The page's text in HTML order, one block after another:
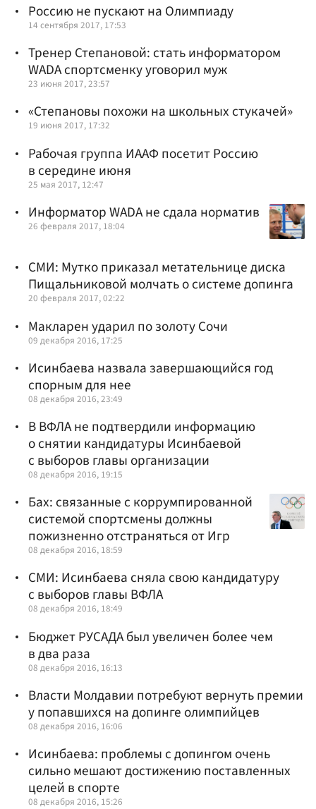
Россию не пускают на Олимпиаду
14 сентября 2017, 17:53
Тренер Степановой: стать информатором
WADA спортсменку уговорил муж
23 июня 2017, 23:57
«Степановы похожи на школьных стукачей»
19 июня 2017, 17:32
Рабочая группа ИААФ посетит Россию
в середине июня
25 мая 2017, 12:47
Информатор WADA не сдала норматив
26 февраля 2017, 18:04
СМИ: Мутко приказал метательнице диска
Пищальниковой молчать о системе допинга
20 февраля 2017, 02:22
Макларен ударил по золоту Сочи
09 декабря 2016, 17:25
Исинбаева назвала завершающийся год
спорным для нее
08 декабря 2016, 23:49
В ВФЛА не подтвердили информацию
о снятии кандидатуры Исинбаевой
с выборов главы организации
08 декабря 2016, 19:15
Бах: связанные с коррумпированной
системой спортсмены должны
пожизненно отстраняться от Игр
08 декабря 2016, 18:59
СМИ: Исинбаева сняла свою кандидатуру
с выборов главы ВФЛА
08 декабря 2016, 18:49
Бюджет РУСАДА был увеличен более чем
в два раза
08 декабря 2016, 16:13
Власти Молдавии потребуют вернуть премии
у попавшихся на допинге олимпийцев
08 декабря 2016, 16:06
Исинбаева: проблемы с допингом очень
сильно мешают достижению поставленных
целей в спорте
08 декабря 2016, 15:26